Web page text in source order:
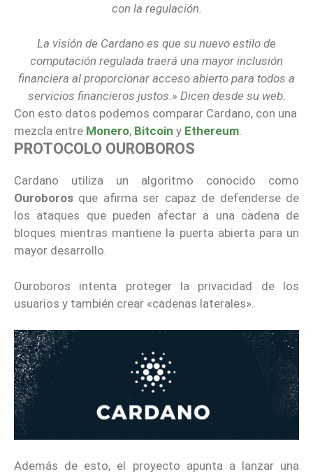
con la regulación.
La visión de Cardano es que su nuevo estilo de
computación regulada traerá una mayor inclusión
financiera al proporcionar acceso abierto para todos a
servicios financieros justos.» Dicen desde su web.
Con esto datos podemos comparar Cardano, con una
mezcla entre Monero, Bitcoin y Ethereum.
PROTOCOLO OUROBOROS
Cardano utiliza un algoritmo conocido como
Ouroboros que afirma ser capaz de defenderse de
los ataques que pueden afectar a una cadena de
bloques mientras mantiene la puerta abierta para un
mayor desarrollo.
Ouroboros intenta proteger la privacidad de los
usuarios y también crear «cadenas laterales».
Además de esto, el proyecto apunta a lanzar una